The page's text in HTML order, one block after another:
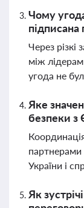
Чому
підписана
Через різкі
між
угода не
Яке
безпеки з
України і
Як